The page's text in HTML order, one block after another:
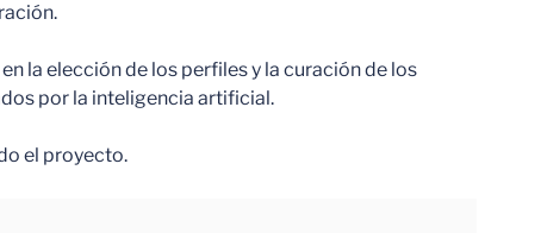
la elección de los perfiles y la curación de los
por la inteligencia artificial.
el proyecto.